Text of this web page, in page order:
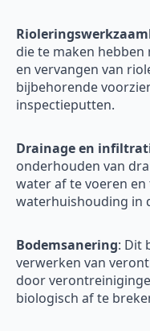
die te maken
en vervangen van
bijbehorende
inspectieputten.
Drainage en
onderhouden van
water af te voeren
waterhuishouding in
Bodemsanering: Dit
verwerken van
door
biologisch af te